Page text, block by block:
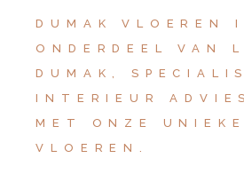
DUMAK VLOEREN
ONDERDEEL VAN
DUMAK,
INTERIEUR
MET ONZE UNIEKE
VLOEREN.